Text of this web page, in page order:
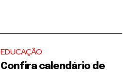
EDUCAÇÃO
Confira calendário de